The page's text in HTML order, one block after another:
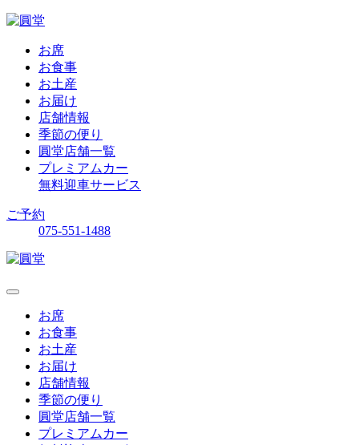
お席
お食事
お土産
お届け
店舗情報
季節の便り
圓堂店舗一覧
プレミアムカー
無料迎車サービス
ご予約
075-551-1488
お席
お食事
お土産
お届け
店舗情報
季節の便り
圓堂店舗一覧
プレミアムカー